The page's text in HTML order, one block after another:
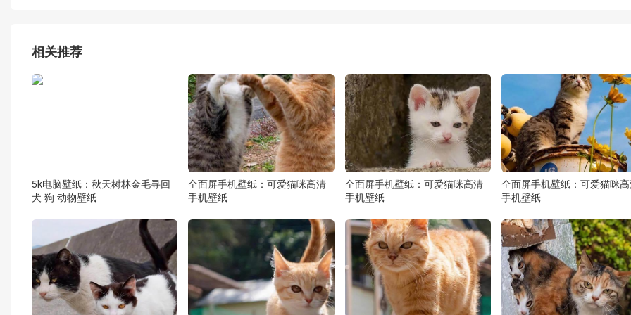
相关推荐
5k电脑壁纸：秋天树林金毛寻回
犬 狗 动物壁纸
全面屏手机壁纸：可爱猫咪高清
手机壁纸
全面屏手机壁纸：可爱猫咪高清
手机壁纸
全面屏手机壁纸：可爱猫咪
手机壁纸